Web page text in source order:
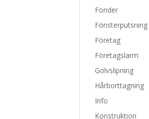
Fonder
Fönsterputsning
Företag
Företagslarm
Golvslipning
Hårborttagning
Info
Konstruktion